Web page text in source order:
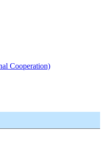
Cooperation)